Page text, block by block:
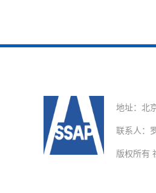
地址：北
联系人：
版权所有